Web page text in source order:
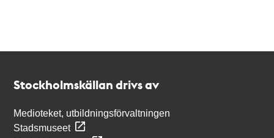
Stockholmskällan drivs av
Medioteket, utbildningsförvaltningen
Stadsmuseet